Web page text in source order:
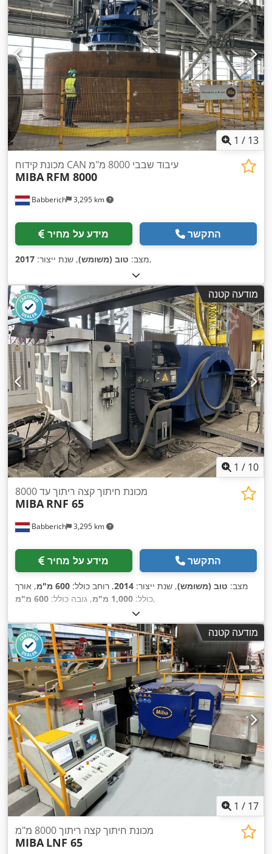
1 / 13
Babberich 3,295 km
מכונת קידוח CAN עיבוד שבבי 8000 מ"מ
MIBA RFM 8000
מידע על מחיר התקשר
מצב: טוב (משומש), שנת ייצור: 2017 ,
מודעה קטנה
1 / 10
Babberich 3,295 km
מכונת חיתוך קצה ריתוך עד 8000
MIBA RNF 65
מידע על מחיר התקשר
מצב: טוב (משומש), שנת ייצור: 2014, רוחב כולל: 600 מ"מ
, אורך
כולל: 1,000 מ"מ , גובה כולל: 600 מ"מ ,
מודעה קטנה
1 / 17
מכונת חיתוך קצה ריתוך 8000 מ"מ
MIBA LNF 65